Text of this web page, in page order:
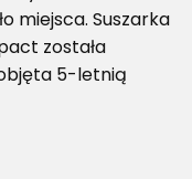
miejsca. Suszarka
została
5-letnią